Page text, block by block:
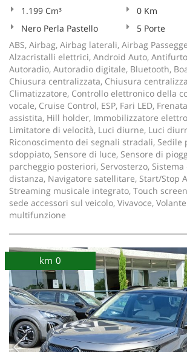
1.199 Cm³
0 Km
Nero Perla Pastello
5 Porte
ABS, Airbag, Airbag laterali, Airbag
Alzacristalli elettrici, Android Auto,
Autoradio, Autoradio digitale, Bluetooth,
Chiusura centralizzata, Chiusura
Climatizzatore, Controllo elettronico della
vocale, Cruise Control, ESP, Fari LED,
assistita, Hill holder, Immobilizzatore
Limitatore di velocità, Luci diurne, Luci
Riconoscimento dei segnali stradali, Sedile
sdoppiato, Sensore di luce, Sensore di
parcheggio posteriori, Servosterzo,
distanza, Navigatore satellitare, Start/Stop
Streaming musicale integrato, Touch
sede accessori sul veicolo, Vivavoce,
multifunzione
km 0